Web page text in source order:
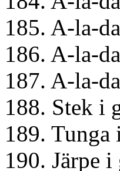
185. A-la-
186. A-la-
187. A-la-
188. Stek i
189. Tunga
190. Järpe i